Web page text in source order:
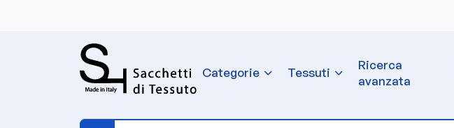
Categorie Tessuti
Ricerca
avanzata